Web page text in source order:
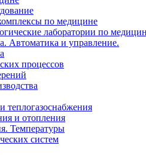
по медицине
лаборатории по
Автоматика и управление.
процессов
теплогазоснабжения
и отопления
Температуры
систем